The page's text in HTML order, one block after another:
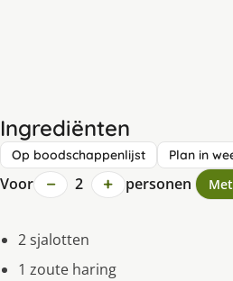
Ingrediënten
Op boodschappenlijst Plan in
Voor − 2 + personen
2 sjalotten
1 zoute haring